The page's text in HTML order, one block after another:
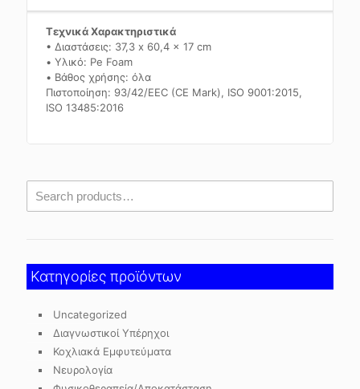
Τεχνικά Χαρακτηριστικά
• Διαστάσεις: 37,3 x 60,4 x 17 cm
• Υλικό: Pe Foam
• Βάθος χρήσης: όλα
Πιστοποίηση: 93/42/EEC (CE Mark), ISO 9001:2015,
ISO 13485:2016
Κατηγορίες προϊόντων
Uncategorized
Διαγνωστικοί Υπέρηχοι
Κοχλιακά Εμφυτεύματα
Νευρολογία